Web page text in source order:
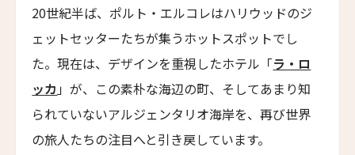
カステル・ボー・サイト
Castel Beau Site
ザ・グレース
The Grace
ムンドゥク・キャビンズ・バイ・デサ・ハイ
Munduk Cabins by Desa Hay
8人
9人
10人
7人
8人
9人
20世紀半ば、ポルト・エルコレはハリウッドのジ
ェットセッターたちが集うホットスポットでし
た。現在は、デザインを重視したホテル「ラ・ロ
ッカ」が、この素朴な海辺の町、そしてあまり知
られていないアルジェンタリオ海岸を、再び世界
の旅人たちの注目へと引き戻しています。